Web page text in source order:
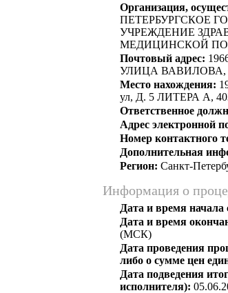
Организация,
ПЕТЕРБУРГСКОЕ
УЧРЕЖДЕНИЕ
МЕДИЦИНСКОЙ
Почтовый адрес:
УЛИЦА ВАВИЛОВА,
Место нахождения:
ул, Д. 5 ЛИТЕРА А,
Ответственное
Адрес электронной
Номер контактного
Дополнительная
Регион: Санкт-
Информация о
Дата и время начала
Дата и время
(МСК)
Дата проведения
либо о сумме цен
Дата подведения
исполнителя):